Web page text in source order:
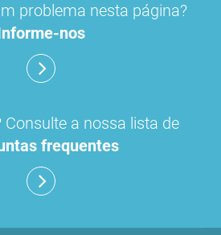
problema nesta página?
nos
Consulte a nossa lista de
frequentes